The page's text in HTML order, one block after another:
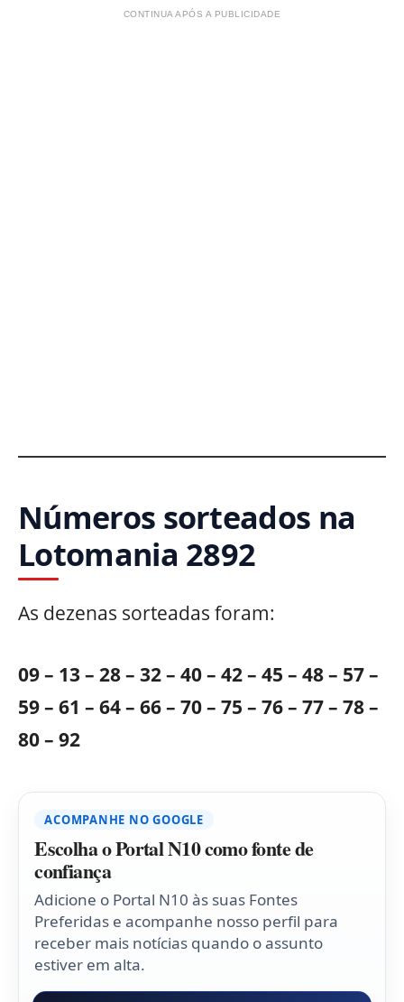
CONTINUA APÓS A PUBLICIDADE
Números sorteados na
Lotomania 2892
As dezenas sorteadas foram:
09 – 13 – 28 – 32 – 40 – 42 – 45 – 48 – 57 –
59 – 61 – 64 – 66 – 70 – 75 – 76 – 77 – 78 –
80 – 92
ACOMPANHE NO GOOGLE
Escolha o Portal N10 como fonte de
confiança
Adicione o Portal N10 às suas Fontes
Preferidas e acompanhe nosso perfil para
receber mais notícias quando o assunto
estiver em alta.